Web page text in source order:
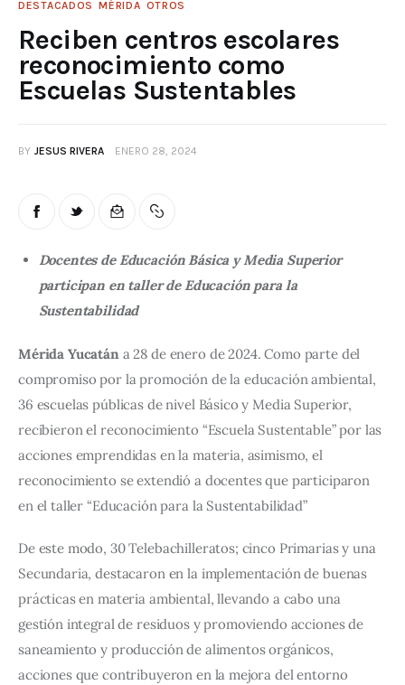
DESTACADOS MÉRIDA OTROS
Reciben centros escolares
reconocimiento como
Escuelas Sustentables
BY JESUS RIVERA ENERO 28, 2024
Docentes de Educación Básica y Media Superior
participan en taller de Educación para la
Sustentabilidad
Mérida Yucatán a 28 de enero de 2024. Como parte del
compromiso por la promoción de la educación ambiental,
36 escuelas públicas de nivel Básico y Media Superior,
recibieron el reconocimiento “Escuela Sustentable” por las
acciones emprendidas en la materia, asimismo, el
reconocimiento se extendió a docentes que participaron
en el taller “Educación para la Sustentabilidad”
De este modo, 30 Telebachilleratos; cinco Primarias y una
Secundaria, destacaron en la implementación de buenas
prácticas en materia ambiental, llevando a cabo una
gestión integral de residuos y promoviendo acciones de
saneamiento y producción de alimentos orgánicos,
acciones que contribuyeron en la mejora del entorno